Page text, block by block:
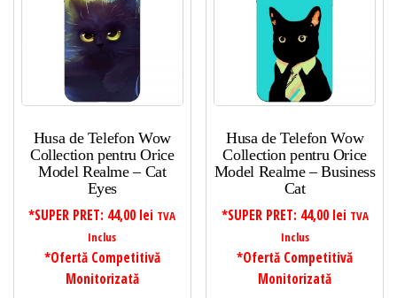
Husa de Telefon Wow
Collection pentru Orice
Model Realme – Cat
Eyes
*SUPER PRET: 44,00 lei TVA
Inclus
*Ofertă Competitivă
Monitorizată
Husa de Telefon Wow
Collection pentru Orice
Model Realme – Business
Cat
*SUPER PRET: 44,00 lei TVA
Inclus
*Ofertă Competitivă
Monitorizată